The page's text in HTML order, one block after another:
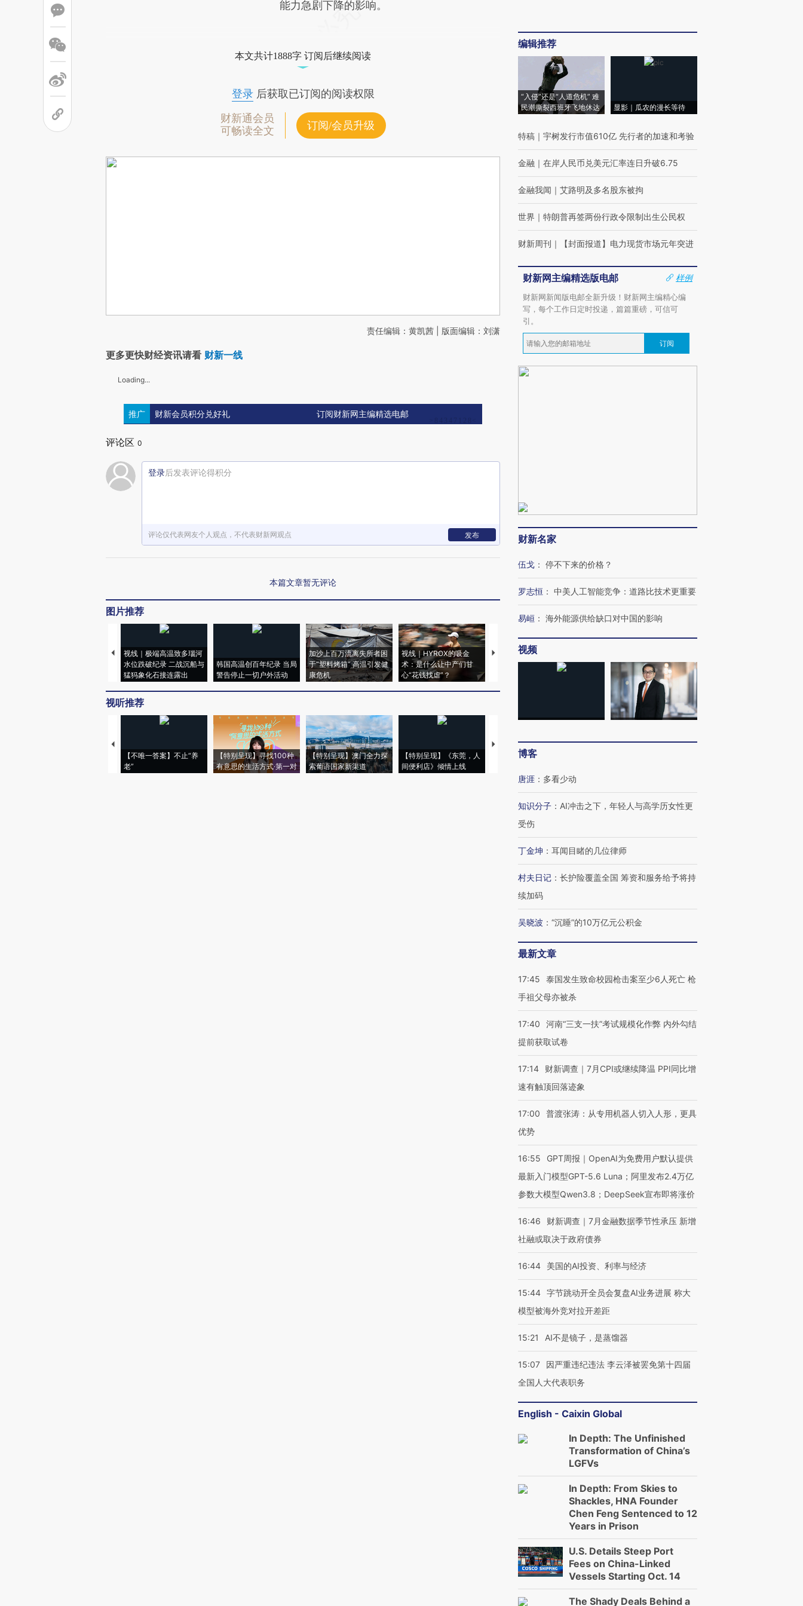
能力急剧下降的影响。
本文共计1888字 订阅后继续阅读
登录后获取已订阅的阅读权限
财新通会员
可畅读全文
订阅/会员升级
责任编辑：黄凯茜 | 版面编辑：刘潇
更多更快财经资讯请看 财新一线
Loading...
推广 财新会员积分兑好礼 订阅财新网主编精选电邮
评论区 0
登录后发表评论得积分
评论仅代表网友个人观点，不代表财新网观点 发布
本篇文章暂无评论
图片推荐
视线｜极端高温致多瑙河
水位跌破纪录 二战沉船与
猛犸象化石接连露出
韩国高温创百年纪录 当局
警告停止一切户外活动
加沙上百万流离失所者困
于“塑料烤箱” 高温引发健
康危机
视线｜HYROX的吸金
术：是什么让中产们甘
心“花钱找虐”？
马航飞行员跨国走私7万
粒摇头丸 尿检体内含3种
度Z世代 用街头抗争将教
育部长拱下台
机”？难民潮撕裂西班牙
飞地休达
视听推荐
【不唯一答案】不止“养
老”
【特别呈现】寻找100种
有意思的生活方式·第一对
【特别呈现】澳门全力探
索葡语国家新渠道
【特别呈现】《东莞，人
间便利店》倾情上线
【推广】走进第四届链博
会，让数智科技“链”接产
【商旅对话】华住集团
编辑推荐
“入侵”还是“人道危机” 难
民潮撕裂西班牙飞地休达
显影｜瓜农的漫长等待
特稿 ｜ 宇树发行市值610亿 先行者的加速和考验
金融 ｜ 在岸人民币兑美元汇率连日升破6.75
金融我闻 ｜ 艾路明及多名股东被拘
世界 ｜ 特朗普再签两份行政令限制出生公民权
财新周刊 ｜ 【封面报道】电力现货市场元年突进
财新网主编精选版电邮
样例
财新网新闻版电邮全新升级！财新网主编精心编
写，每个工作日定时投递，篇篇重磅，可信可
引。
订阅
财新名家
伍戈 ： 停不下来的价格？
罗志恒 ： 中美人工智能竞争：道路比技术更重要
易峘 ： 海外能源供给缺口对中国的影响
视频
博客
唐涯 ： 多看少动
知识分子 ： AI冲击之下，年轻人与高学历女性更
受伤
丁金坤 ： 耳闻目睹的几位律师
村夫日记 ： 长护险覆盖全国 筹资和服务给予将持
续加码
吴晓波 ： “沉睡”的10万亿元公积金
最新文章
17:45
泰国发生致命校园枪击案至少6人死亡 枪
手祖父母亦被杀
17:40
河南“三支一扶”考试规模化作弊 内外勾结
提前获取试卷
17:14
财新调查｜7月CPI或继续降温 PPI同比增
速有触顶回落迹象
17:00
普渡张涛：从专用机器人切入人形，更具
优势
16:55
GPT周报｜OpenAI为免费用户默认提供
最新入门模型GPT-5.6 Luna；阿里发布2.4万亿
参数大模型Qwen3.8；DeepSeek宣布即将涨价
16:46
财新调查｜7月金融数据季节性承压 新增
社融或取决于政府债券
16:44 美国的AI投资、利率与经济
15:44 字节跳动开全员会复盘AI业务进展 称大
模型被海外竞对拉开差距
15:21 AI不是镜子，是蒸馏器
15:07
因严重违纪违法 李云泽被罢免第十四届
全国人大代表职务
English - Caixin Global
In Depth: The Unfinished
Transformation of China’s
LGFVs
In Depth: From Skies to
Shackles, HNA Founder
Chen Feng Sentenced to 12
Years in Prison
U.S. Details Steep Port
Fees on China-Linked
Vessels Starting Oct. 14
The Shady Deals Behind a